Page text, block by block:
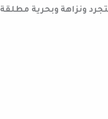
ونزاهة وبحرية مطلقة